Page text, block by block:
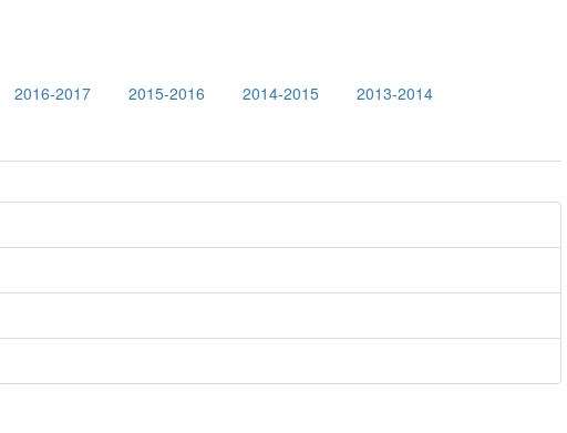
2016-2017 2015-2016 2014-2015 2013-2014